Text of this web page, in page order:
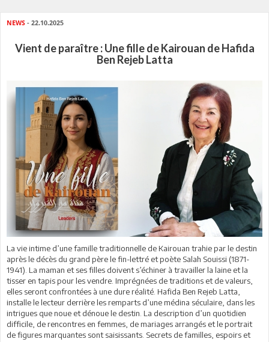
NEWS - 22.10.2025
Vient de paraître : Une fille de Kairouan de Hafida
Ben Rejeb Latta
La vie intime d’une famille traditionnelle de Kairouan trahie par le destin
après le décès du grand père le fin-lettré et poète Salah Souissi (1871-
1941). La maman et ses filles doivent s’échiner à travailler la laine et la
tisser en tapis pour les vendre. Imprégnées de traditions et de valeurs,
elles seront confrontées à une dure réalité. Hafida Ben Rejeb Latta,
installe le lecteur derrière les remparts d’une médina séculaire, dans les
intrigues que noue et dénoue le destin. La description d’un quotidien
difficile, de rencontres en femmes, de mariages arrangés et le portrait
de figures marquantes sont saisissants. Secrets de familles, espoirs et